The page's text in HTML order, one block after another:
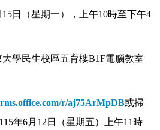
日（星期一），上午10時至下午4
學民生校區五育樓B1F電腦教室
r/aj75ArMpDB或掃
年6月12日（星期五）上午11時